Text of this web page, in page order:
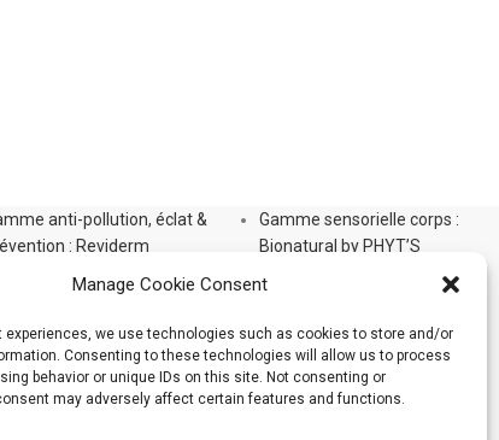
Manage Cookie Consent
experiences, we use technologies such as cookies to store and/or
Consenting to these technologies will allow us to process
behavior or unique IDs on this site. Not consenting or
may adversely affect certain features and functions.
anti-pollution, éclat &
: Reviderm
anti-âge global
: Panacée
Unifiante White Bio-
Men
Gamme sensorielle corps :
Bionatural by PHYT’S
Gamme Soins Capillaires
Soins pour bébé PHYT’S 1er
Âge
Gamme maquillage PHYT’S